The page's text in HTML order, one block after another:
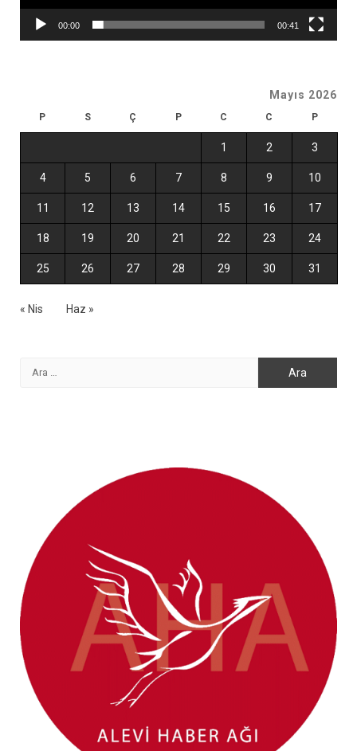
00:00 00:41
Mayıs 2026
P S Ç P C C P
1 2 3
4 5 6 7 8 9 10
11 12 13 14 15 16 17
18 19 20 21 22 23 24
25 26 27 28 29 30 31
« Nis Haz »